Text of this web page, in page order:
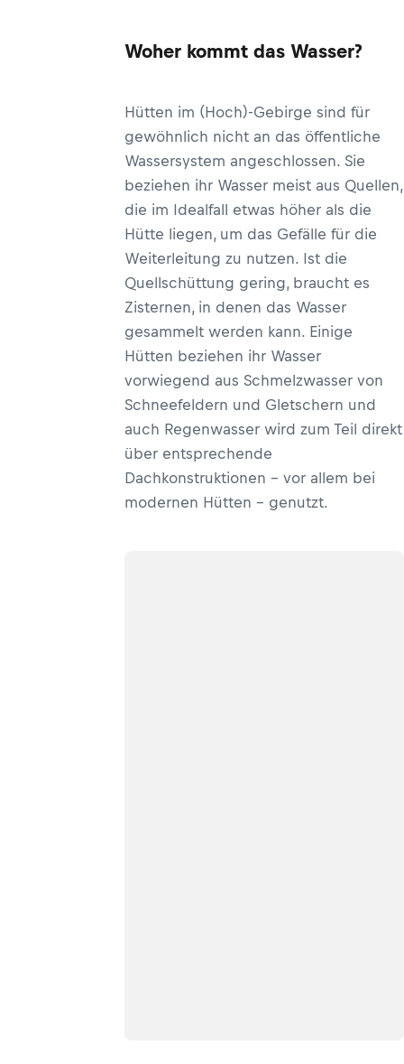
Woher kommt das Wasser?
Hütten im (Hoch)-Gebirge sind für
gewöhnlich nicht an das öffentliche
Wassersystem angeschlossen. Sie
beziehen ihr Wasser meist aus Quellen,
die im Idealfall etwas höher als die
Hütte liegen, um das Gefälle für die
Weiterleitung zu nutzen. Ist die
Quellschüttung gering, braucht es
Zisternen, in denen das Wasser
gesammelt werden kann. Einige
Hütten beziehen ihr Wasser
vorwiegend aus Schmelzwasser von
Schneefeldern und Gletschern und
auch Regenwasser wird zum Teil direkt
über entsprechende
Dachkonstruktionen – vor allem bei
modernen Hütten – genutzt.